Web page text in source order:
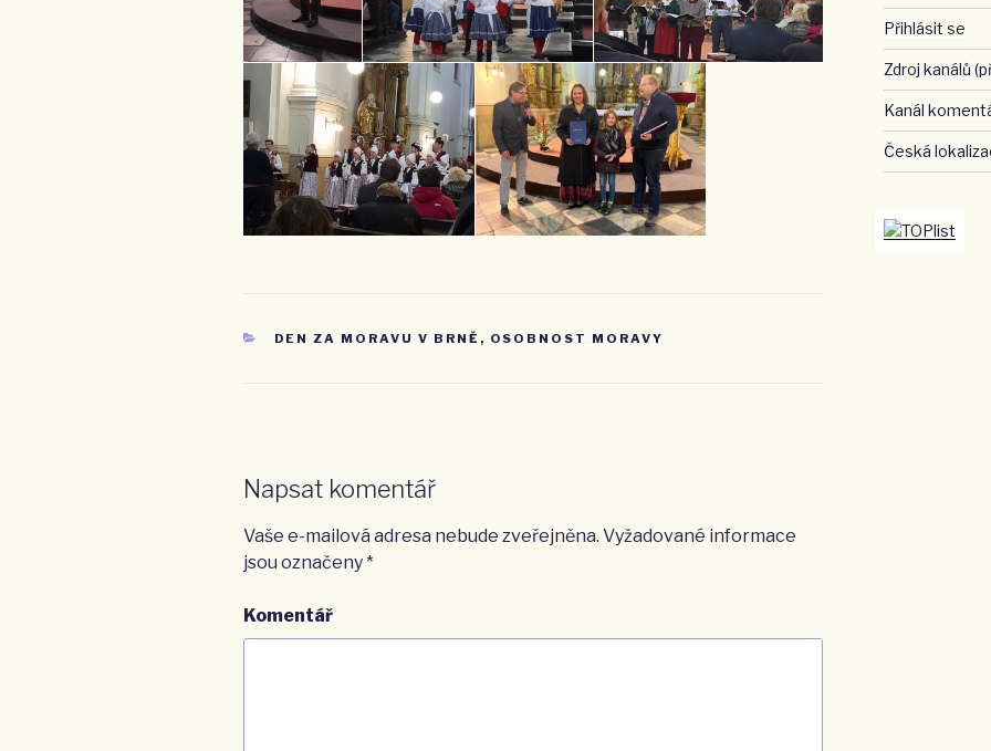
RUBRIKY
DEN ZA MORAVU V BRNĚ , OSOBNOST MORAVY
Napsat komentář
Vaše e-mailová adresa nebude zveřejněna. Vyžadované informace
jsou označeny*
Komentář
Přihlásit se
Zdroj kanálů
Kanál
Česká